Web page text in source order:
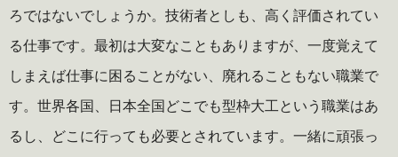
ろではないでしょうか。技術者としも、高く評価されてい
る仕事です。最初は大変なこともありますが、一度覚えて
しまえば仕事に困ることがない、廃れることもない職業で
す。世界各国、日本全国どこでも型枠大工という職業はあ
るし、どこに行っても必要とされています。一緒に頑張っ